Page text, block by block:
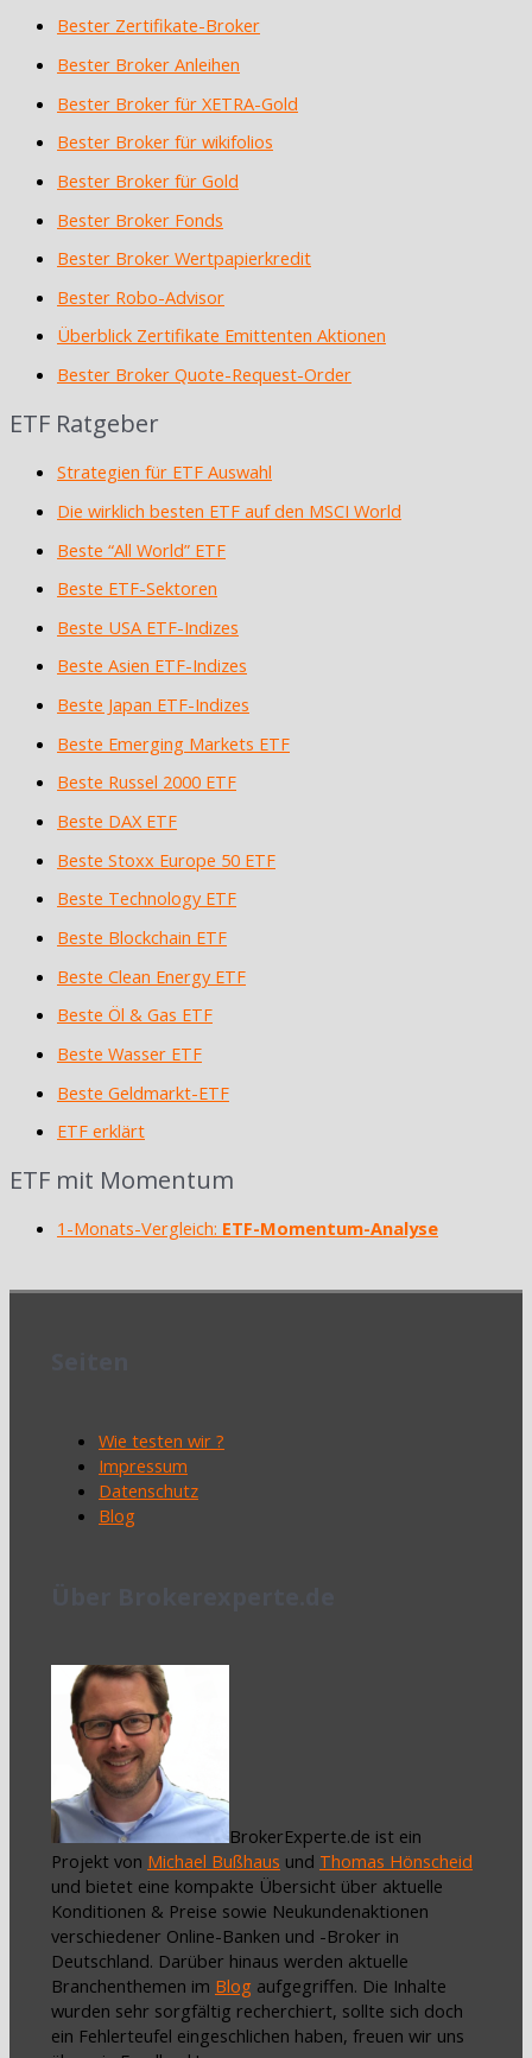
Bester Zertifikate-Broker
Bester Broker Anleihen
Bester Broker für XETRA-Gold
Bester Broker für wikifolios
Bester Broker für Gold
Bester Broker Fonds
Bester Broker Wertpapierkredit
Bester Robo-Advisor
Überblick Zertifikate Emittenten Aktionen
Bester Broker Quote-Request-Order
ETF Ratgeber
Strategien für ETF Auswahl
Die wirklich besten ETF auf den MSCI World
Beste “All World” ETF
Beste ETF-Sektoren
Beste USA ETF-Indizes
Beste Asien ETF-Indizes
Beste Japan ETF-Indizes
Beste Emerging Markets ETF
Beste Russel 2000 ETF
Beste DAX ETF
Beste Stoxx Europe 50 ETF
Beste Technology ETF
Beste Blockchain ETF
Beste Clean Energy ETF
Beste Öl & Gas ETF
Beste Wasser ETF
Beste Geldmarkt-ETF
ETF erklärt
ETF mit Momentum
1-Monats-Vergleich: ETF-Momentum-Analyse
Wie testen wir ?
Impressum
Datenschutz
Blog
BrokerExperte.de ist ein
Projekt von Michael Bußhaus und Thomas Hönscheid
und bietet eine kompakte Übersicht über aktuelle
Konditionen & Preise sowie Neukundenaktionen
verschiedener Online-Banken und -Broker in
Deutschland. Darüber hinaus werden aktuelle
Branchenthemen im Blog aufgegriffen. Die Inhalte
wurden sehr sorgfältig recherchiert, sollte sich doch
ein Fehlerteufel eingeschlichen haben, freuen wir uns